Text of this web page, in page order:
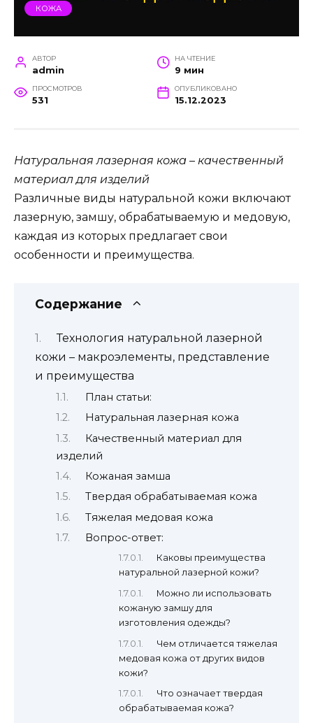
КОЖА
АВТОР
admin
НА ЧТЕНИЕ
9 мин
ПРОСМОТРОВ
531
ОПУБЛИКОВАНО
15.12.2023
Натуральная лазерная кожа – качественный
материал для изделий
Различные виды натуральной кожи включают
лазерную, замшу, обрабатываемую и медовую,
каждая из которых предлагает свои
особенности и преимущества.
Содержание
Технология натуральной лазерной
кожи – макроэлементы, представление
и преимущества
План статьи:
Натуральная лазерная кожа
Качественный материал для
изделий
Кожаная замша
Твердая обрабатываемая кожа
Тяжелая медовая кожа
Вопрос-ответ:
Каковы преимущества
натуральной лазерной кожи?
Можно ли использовать
кожаную замшу для
изготовления одежды?
Чем отличается тяжелая
медовая кожа от других видов
кожи?
Что означает твердая
обрабатываемая кожа?